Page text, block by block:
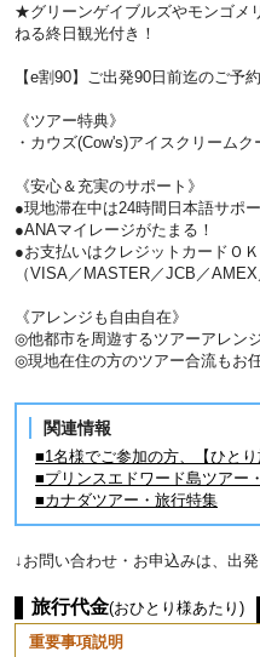
★グリーンゲイブルズやモンゴメ
ねる終日観光付き！
【e割90】ご出発90日前迄のご予
《ツアー特典》
・カウズ(Cow's)アイスクリームク
《安心＆充実のサポート》
●現地滞在中は24時間日本語サポ
●ANAマイレージがたまる！
●お支払いはクレジットカードＯＫ
（VISA／MASTER／JCB／AMEX
《アレンジも自由自在》
◎他都市を周遊するツアーアレン
◎現地在住の方のツアー合流もお
関連情報
■1名様でご参加の方、【ひと
■プリンスエドワード島ツアー
■カナダツアー・旅行特集
↓お問い合わせ・お申込みは、出
旅行代金(おひとり様あたり)
重要事項説明